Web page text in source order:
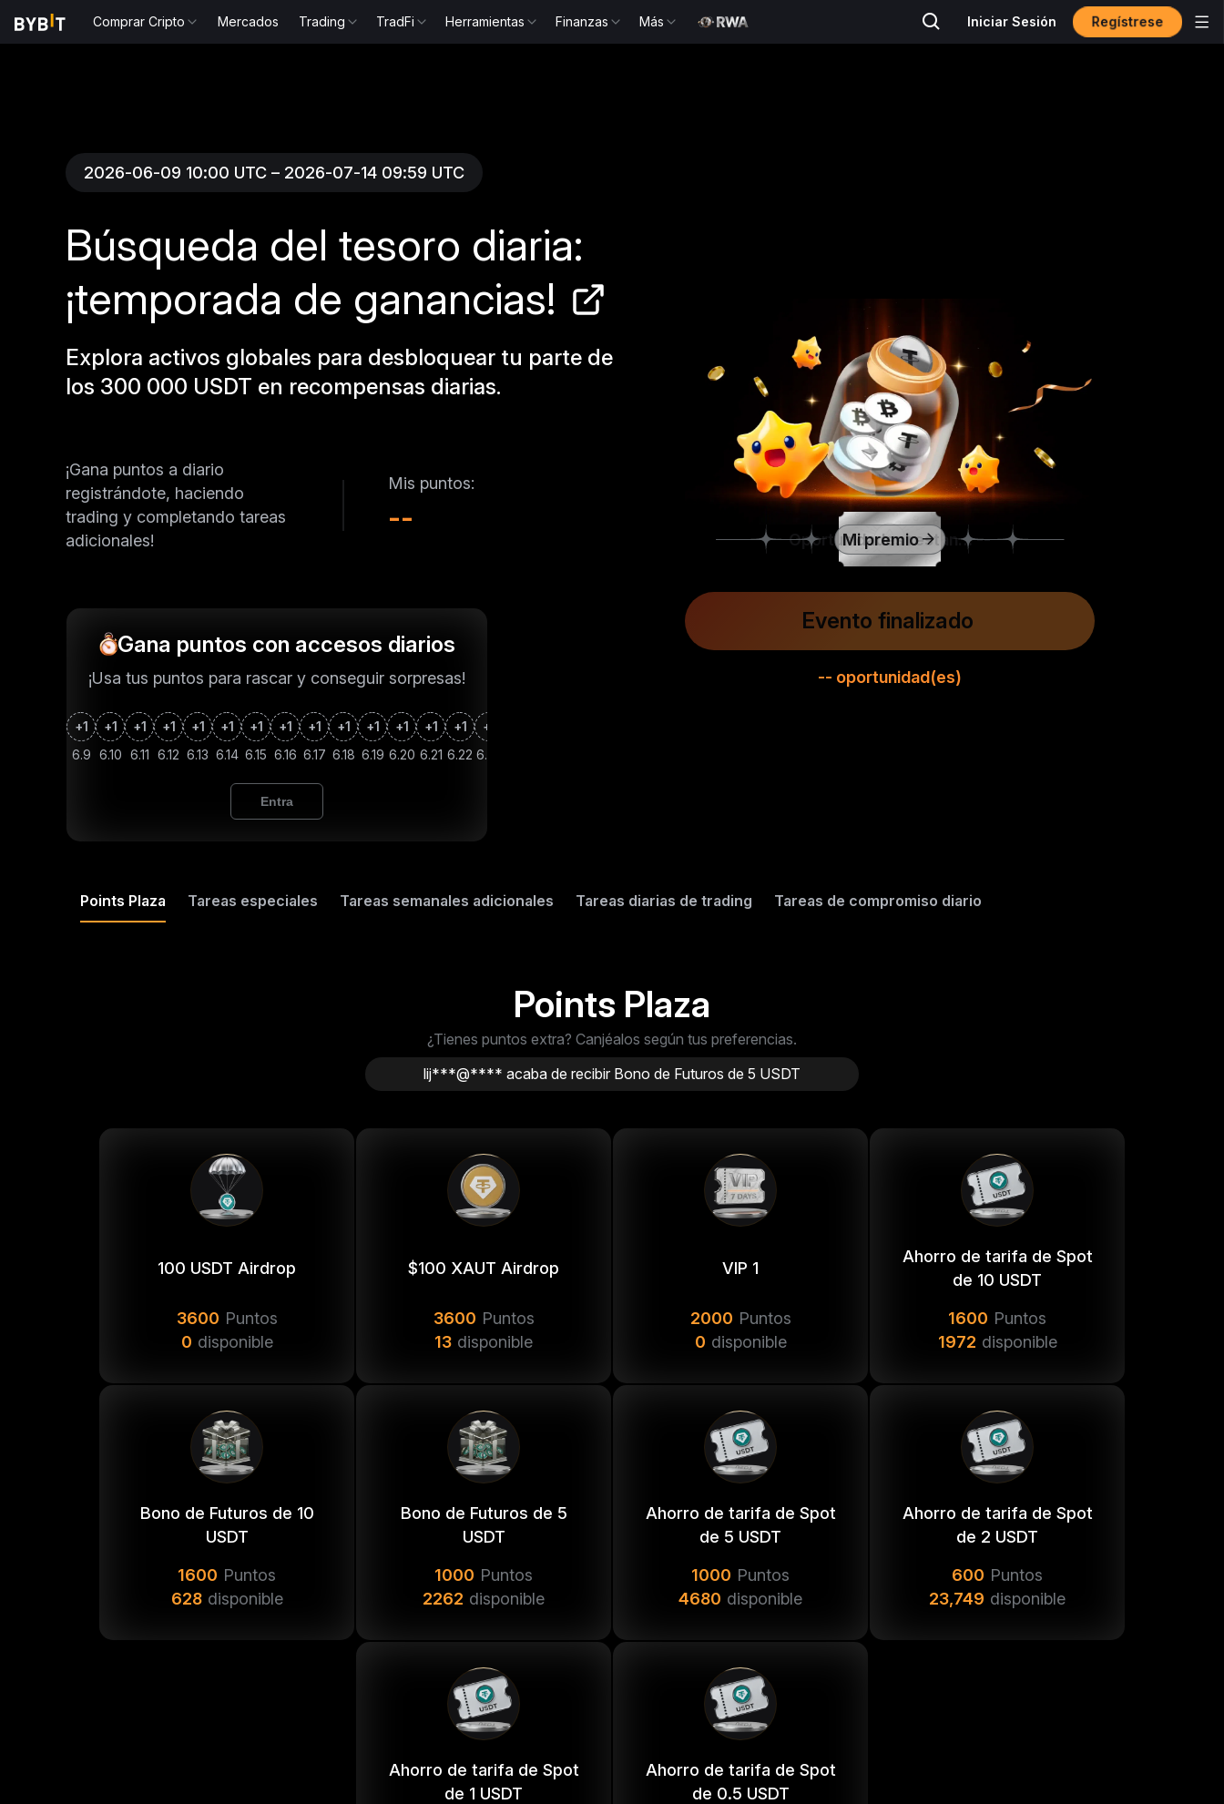
Comprar Cripto Mercados Trading TradFi Herramientas Finanzas Más Iniciar Sesión Regístrese
2026-06-09 10:00 UTC – 2026-07-14 09:59 UTC
Búsqueda del tesoro diaria:
¡temporada de ganancias!
Explora activos globales para desbloquear tu parte de
los 300 000 USDT en recompensas diarias.
¡Gana puntos a diario
registrándote, haciendo
trading y completando tareas
adicionales!
Mis puntos:
--
Gana puntos con accesos diarios
¡Usa tus puntos para rascar y conseguir sorpresas!
+1
6.9
+1
6.10
+1
6.11
+1
6.12
+1
6.13
+1
6.14
+1
6.15
+1
6.16
+1
6.17
+1
6.18
+1
6.19
+1
6.20
+1
6.21
+1
6.22
+1
6.23
Entra
Oportunidades restantes:--
Mi premio
Evento finalizado
-- oportunidad(es)
Points Plaza Tareas especiales Tareas semanales adicionales Tareas diarias de trading Tareas de compromiso diario
Points Plaza
¿Tienes puntos extra? Canjéalos según tus preferencias.
vladislavlove acaba de recibir Ahorro de tarifa de Spot de 1 USDT
lij***@**** acaba de recibir Bono de Futuros de 5 USDT
lij***@**** acaba de recibir Bono de Futuros de 10 USDT
g42***@**** acaba de recibir Ahorro de tarifa de Spot de 2 USDT
cha***@**** acaba de recibir Bono de Futuros de 10 USDT
cha***@**** acaba de recibir Bono de Futuros de 10 USDT
yax***@**** acaba de recibir Ahorro de tarifa de Spot de 0.5 USDT
yax***@**** acaba de recibir Ahorro de tarifa de Spot de 5 USDT
uly***@**** acaba de recibir Ahorro de tarifa de Spot de 0.5 USDT
uly***@**** acaba de recibir Ahorro de tarifa de Spot de 2 USDT
hhj***@**** acaba de recibir Bono de Futuros de 5 USDT
ayd***@**** acaba de recibir Ahorro de tarifa de Spot de 0.5 USDT
100 USDT Airdrop
3600 Puntos
0 disponible
$100 XAUT Airdrop
3600 Puntos
13 disponible
VIP 1
2000 Puntos
0 disponible
Ahorro de tarifa de Spot
de 10 USDT
1600 Puntos
1972 disponible
Bono de Futuros de 10
USDT
1600 Puntos
628 disponible
Bono de Futuros de 5
USDT
1000 Puntos
2262 disponible
Ahorro de tarifa de Spot
de 5 USDT
1000 Puntos
4680 disponible
Ahorro de tarifa de Spot
de 2 USDT
600 Puntos
23,749 disponible
Ahorro de tarifa de Spot
de 1 USDT
Ahorro de tarifa de Spot
de 0.5 USDT